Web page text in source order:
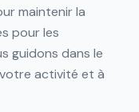
maintenir la
pour les
guidons dans le
activité et à